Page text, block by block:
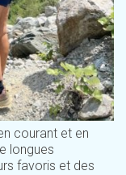
courant et en
longues
favoris et des